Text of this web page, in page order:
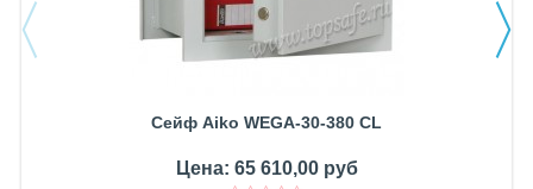
Сейф Aiko WEGA-30-380 CL
Цена: 65 610,00 руб